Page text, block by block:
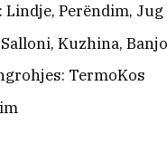
Perëndim, Jug
Kuzhina, Banjo
TermoKos